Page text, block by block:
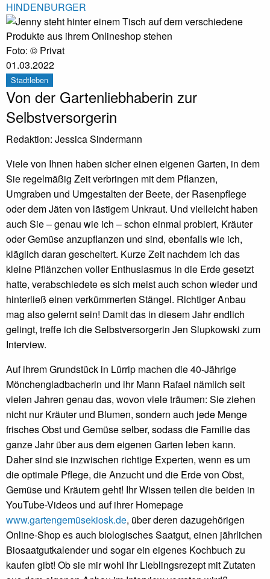
HINDENBURGER
Foto: © Privat
01.03.2022
Stadtleben
Von der Gartenliebhaberin zur
Selbstversorgerin
Redaktion: Jessica Sindermann
Viele von Ihnen haben sicher einen eigenen Garten, in dem
Sie regelmäßig Zeit verbringen mit dem Pflanzen,
Umgraben und Umgestalten der Beete, der Rasenpflege
oder dem Jäten von lästigem Unkraut. Und vielleicht haben
auch Sie – genau wie ich – schon einmal probiert, Kräuter
oder Gemüse anzupflanzen und sind, ebenfalls wie ich,
kläglich daran gescheitert. Kurze Zeit nachdem ich das
kleine Pflänzchen voller Enthusiasmus in die Erde gesetzt
hatte, verabschiedete es sich meist auch schon wieder und
hinterließ einen verkümmerten Stängel. Richtiger Anbau
mag also gelernt sein! Damit das in diesem Jahr endlich
gelingt, treffe ich die Selbstversorgerin Jen Slupkowski zum
Interview.
Auf ihrem Grundstück in Lürrip machen die 40-Jährige
Mönchengladbacherin und ihr Mann Rafael nämlich seit
vielen Jahren genau das, wovon viele träumen: Sie ziehen
nicht nur Kräuter und Blumen, sondern auch jede Menge
frisches Obst und Gemüse selber, sodass die Familie das
ganze Jahr über aus dem eigenen Garten leben kann.
Daher sind sie inzwischen richtige Experten, wenn es um
die optimale Pflege, die Anzucht und die Erde von Obst,
Gemüse und Kräutern geht! Ihr Wissen teilen die beiden in
YouTube-Videos und auf ihrer Homepage
www.gartengemüsekiosk.de, über deren dazugehörigen
Online-Shop es auch biologisches Saatgut, einen jährlichen
Biosaatgutkalender und sogar ein eigenes Kochbuch zu
kaufen gibt! Ob sie mir wohl ihr Lieblingsrezept mit Zutaten